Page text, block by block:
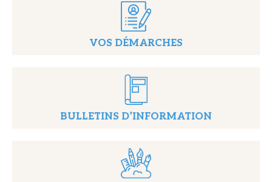
VOS DÉMARCHES
BULLETINS D’INFORMATION